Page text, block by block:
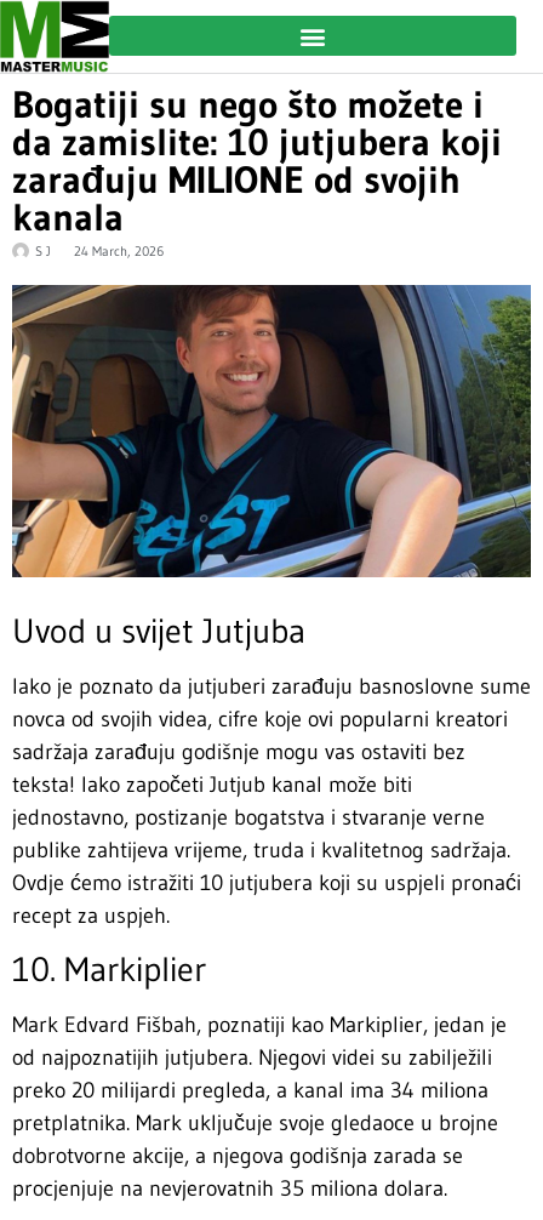
Bogatiji su nego što možete i
da zamislite: 10 jutjubera koji
zarađuju MILIONE od svojih
kanala
S J 24 March, 2026
Uvod u svijet Jutjuba
Iako je poznato da jutjuberi zarađuju basnoslovne sume
novca od svojih videa, cifre koje ovi popularni kreatori
sadržaja zarađuju godišnje mogu vas ostaviti bez
teksta! Iako započeti Jutjub kanal može biti
jednostavno, postizanje bogatstva i stvaranje verne
publike zahtijeva vrijeme, truda i kvalitetnog sadržaja.
Ovdje ćemo istražiti 10 jutjubera koji su uspjeli pronaći
recept za uspjeh.
10. Markiplier
Mark Edvard Fišbah, poznatiji kao Markiplier, jedan je
od najpoznatijih jutjubera. Njegovi videi su zabilježili
preko 20 milijardi pregleda, a kanal ima 34 miliona
pretplatnika. Mark uključuje svoje gledaoce u brojne
dobrotvorne akcije, a njegova godišnja zarada se
procjenjuje na nevjerovatnih 35 miliona dolara.